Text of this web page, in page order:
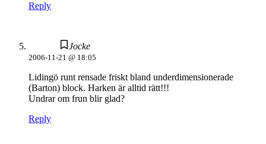
Reply
Jocke
2006-11-21 @ 18:05
Lidingö runt rensade friskt bland underdimensionerade
(Barton) block. Harken är alltid rätt!!!
Undrar om frun blir glad?
Reply